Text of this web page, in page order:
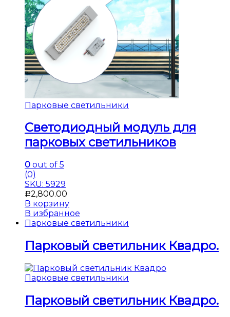
Парковые светильники
Светодиодный модуль для
парковых светильников
0 out of 5
(0)
SKU: 5929
Р2,800.00
В корзину
В избранное
Парковые светильники
Парковый светильник Квадро.
Парковые светильники
Парковый светильник Квадро.